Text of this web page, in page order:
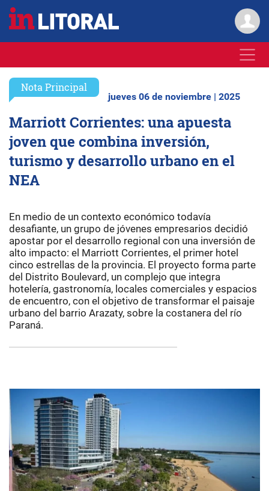
Nota Principal
jueves 06 de noviembre | 2025
Marriott Corrientes: una apuesta
joven que combina inversión,
turismo y desarrollo urbano en el
NEA
En medio de un contexto económico todavía
desafiante, un grupo de jóvenes empresarios decidió
apostar por el desarrollo regional con una inversión de
alto impacto: el Marriott Corrientes, el primer hotel
cinco estrellas de la provincia. El proyecto forma parte
del Distrito Boulevard , un complejo que integra
hotelería, gastronomía, locales comerciales y espacios
de encuentro, con el objetivo de transformar el paisaje
urbano del barrio Arazaty, sobre la costanera del río
Paraná.